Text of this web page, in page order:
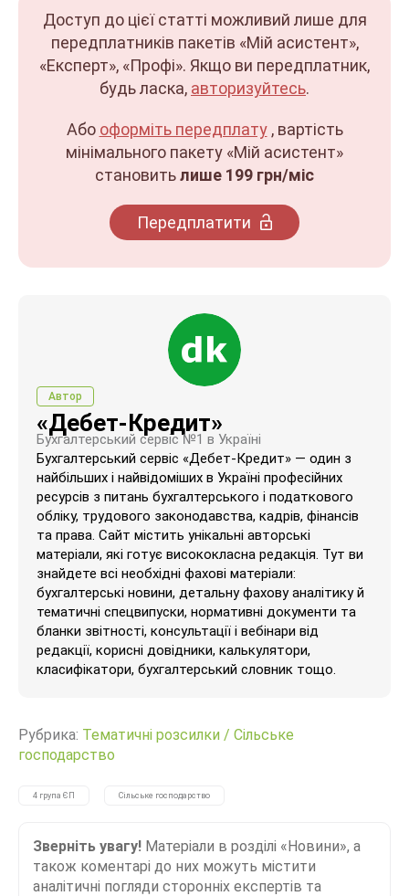
Доступ до цієї статті можливий лише для
передплатників пакетів «Мій асистент»,
«Експерт», «Профі». Якщо ви передплатник,
будь ласка, авторизуйтесь.
Або оформіть передплату, вартість
мінімального пакету «Мій асистент»
становитьлише 199 грн/міс
Передплатити
Автор
«Дебет-Кредит»
Бухгалтерський сервіс №1 в Україні
Бухгалтерський сервіс «Дебет-Кредит» — один з
найбільших і найвідоміших в Україні професійних
ресурсів з питань бухгалтерського і податкового
обліку, трудового законодавства, кадрів, фінансів
та права. Сайт містить унікальні авторські
матеріали, які готує висококласна редакція. Тут ви
знайдете всі необхідні фахові матеріали:
бухгалтерські новини, детальну фахову аналітику й
тематичні спецвипуски, нормативні документи та
бланки звітності, консультації і вебінари від
редакції, корисні довідники, калькулятори,
класифікатори, бухгалтерський словник тощо.
Рубрика: Тематичні розсилки / Сільське
господарство
4 група ЄП Сільське господарство
Зверніть увагу! Матеріали в розділі «Новини», а
також коментарі до них можуть містити
аналітичні погляди сторонніх експертів та